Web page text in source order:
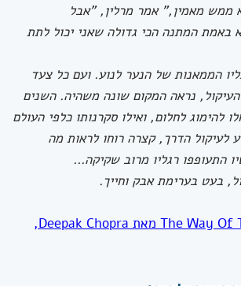
ממש מאמין," אמר מרלין, "אבל
באמת המתנה הכי גדולה שאני יכול לתת
הממאנות של הנער לנוע. ועם כל צעד
נראה המקום שונה משהיה. השנים
להימוג לחלום, ואילו סקרנותו כלפי העולם
לעיקול הדרך, קצרה רוחו לראות מה
התעופפו רגליו מרוב שקיקה...
בעט בערימת אבק וחייך.
The Way Of The Wizard מאת Deepak Chopra,